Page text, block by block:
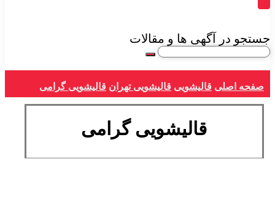
جستجو در آگهی ها و مقالات
صفحه اصلی قالیشویی قالیشویی تهران قالیشویی گرامی
قالیشویی گرامی